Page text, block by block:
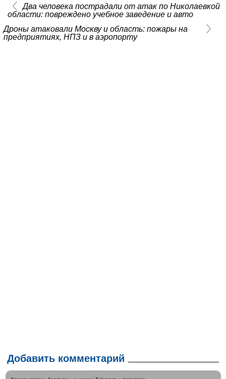
Два человека пострадали от атак по Николаевкой
области: повреждено учебное заведение и авто
Дроны атаковали Москву и область: пожары на
предприятиях, НПЗ и в аэропорту
Добавить комментарий